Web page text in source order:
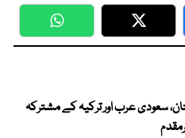
WhatsApp Twitter
سعودی عرب اور ترکیہ کے مشترکہ